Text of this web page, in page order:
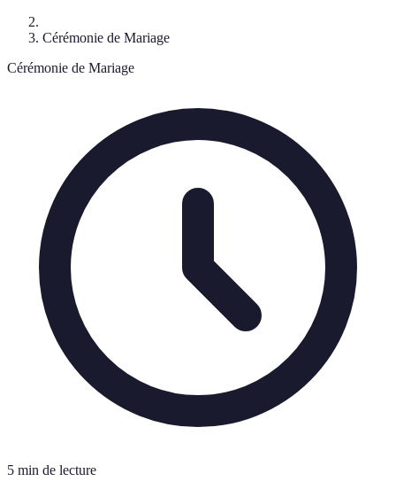
Cérémonie de Mariage
Cérémonie de Mariage
5 min de lecture